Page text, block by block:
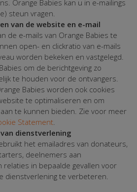
Orange Babies kan u in e-mailings
steun vragen.
van de website en e-mail
de e-mails van Orange Babies te
open- en clickratio van e-mails
worden bekeken en vastgelegd.
om de berichtgeving zo
te houden voor de ontvangers.
Babies worden ook cookies
te optimaliseren en om
te kunnen bieden. Zie voor meer
Statement
dienstverlening
het emailadres van donateurs,
deelnemers aan
in bepaalde gevallen voor
dienstverlening te verbeteren.